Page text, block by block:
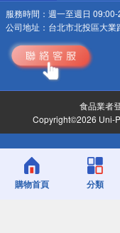
服務時間： 週一至週日
公司地址： 台北市北投區大
食品業者
Copyright©2026 Uni-
購物首頁 分類